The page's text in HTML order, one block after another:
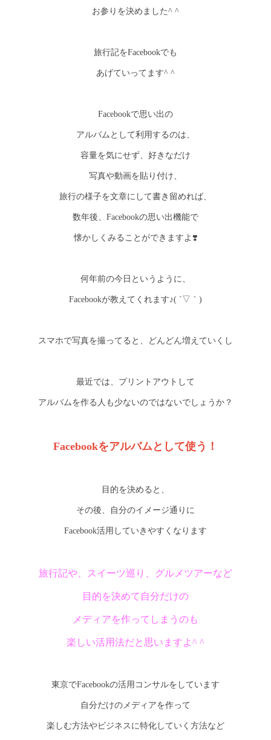
お参りを決めました^ ^
旅行記をFacebookでも
あげていってます^ ^
Facebookで思い出の
アルバムとして利用するのは、
容量を気にせず、好きなだけ
写真や動画を貼り付け、
旅行の様子を文章にして書き留めれば、
数年後、Facebookの思い出機能で
懐かしくみることができますよ❣️
何年前の今日というように、
Facebookが教えてくれます♪( ´▽｀)
スマホで写真を撮ってると、どんどん増えていくし
最近では、プリントアウトして
アルバムを作る人も少ないのではないでしょうか？
Facebookをアルバムとして使う！
目的を決めると、
その後、自分のイメージ通りに
Facebook活用していきやすくなります
旅行記や、スイーツ巡り、グルメツアーなど
目的を決めて自分だけの
メディアを作ってしまうのも
楽しい活用法だと思いますよ^ ^
東京でFacebookの活用コンサルをしています
自分だけのメディアを作って
楽しむ方法やビジネスに特化していく方法など